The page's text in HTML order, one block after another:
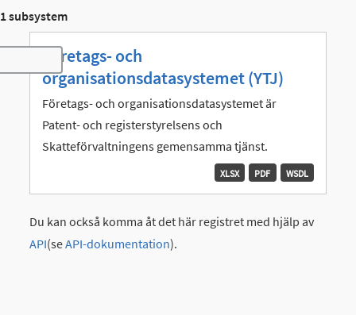
1 subsystem
Toggle navigation
Företags- och
organisationsdatasystemet (YTJ)
Företags- och organisationsdatasystemet är
Patent- och registerstyrelsens och
Skatteförvaltningens gemensamma tjänst.
WSDL
PDF
XLSX
Du kan också komma åt det här registret med hjälp av
API(seAPI-dokumentation).